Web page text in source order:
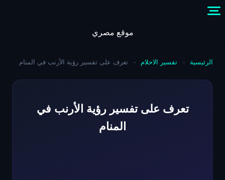
موقع مصري
الرئيسية - تفسير الاحلام - تعرف على تفسير رؤية الأرنب في المنام
تعرف على تفسير رؤية الأرنب في
المنام